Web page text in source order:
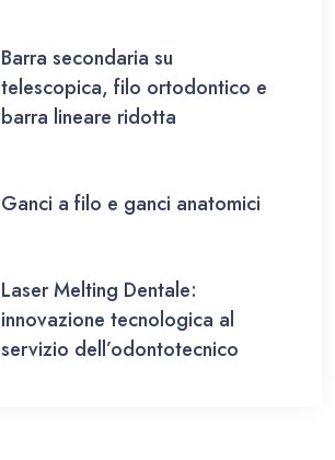
Barra secondaria su
telescopica, filo ortodontico e
barra lineare ridotta
Ganci a filo e ganci anatomici
Laser Melting Dentale:
innovazione tecnologica al
servizio dell’odontotecnico